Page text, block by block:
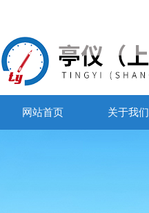
网站首页 关于我们